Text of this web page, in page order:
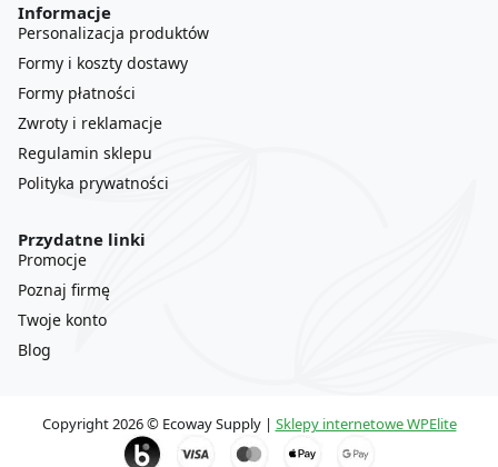
Informacje
Personalizacja produktów
Formy i koszty dostawy
Formy płatności
Zwroty i reklamacje
Regulamin sklepu
Polityka prywatności
Przydatne linki
Promocje
Poznaj firmę
Twoje konto
Blog
Copyright 2026 © Ecoway Supply | Sklepy internetowe WPElite